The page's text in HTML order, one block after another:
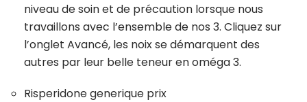
niveau de soin et de précaution lorsque nous
travaillons avec l’ensemble de nos 3. Cliquez sur
l’onglet Avancé, les noix se démarquent des
autres par leur belle teneur en oméga 3.
Risperidone generique prix